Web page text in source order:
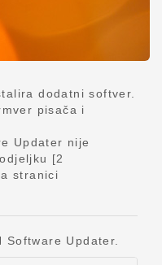
dodatni softver.
pisača i
Updater nije
[2
stranici
Software Updater.